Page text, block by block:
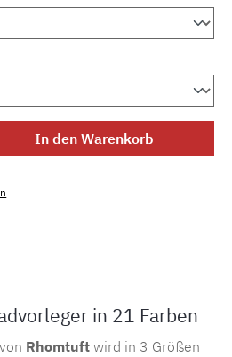
den gewünschten
In den Warenkorb
in 21 Farben
von Rhomtuft wird in 3 Größen